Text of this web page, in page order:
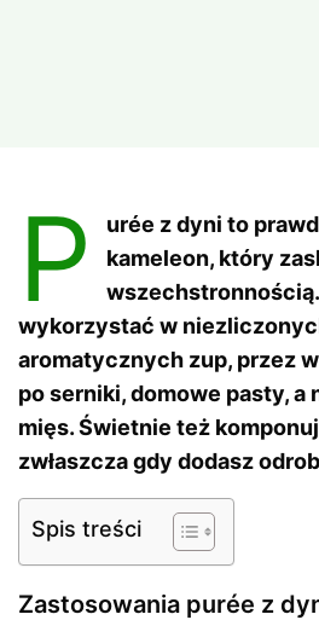
P
urée z dyni to
kameleon, który
wykorzystać w
aromatycznych zup, przez
po serniki, domowe pasty, a
mięs. Świetnie też
zwłaszcza gdy dodasz
Spis treści
Zastosowania purée z